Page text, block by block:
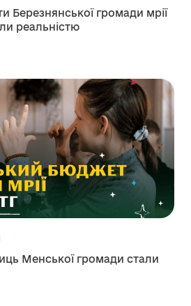
Березнянської громади мрії
реальністю
Менської громади стали